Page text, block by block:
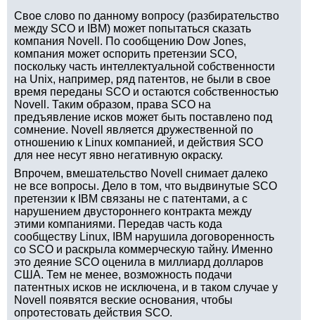
Свое слово по данному вопросу (разбирательство
между SCO и IBM) может попытаться сказать
компания Novell. По сообщению Dow Jones,
компания может оспорить претензии SCO,
поскольку часть интеллектуальной собственности
на Unix, например, ряд патентов, не были в свое
время переданы SCO и остаются собственностью
Novell. Таким образом, права SCO на
предъявление исков может быть поставлено под
сомнение. Novell является дружественной по
отношению к Linux компанией, и действия SCO
для нее несут явно негативную окраску.
Впрочем, вмешательство Novell снимает далеко
не все вопросы. Дело в том, что выдвинутые SCO
претензии к IBM связаны не с патентами, а с
нарушением двустороннего контракта между
этими компаниями. Передав часть кода
сообществу Linux, IBM нарушила договоренность
со SCO и раскрыла коммерческую тайну. Именно
это деяние SCO оценила в миллиард долларов
США. Тем не менее, возможность подачи
патентных исков не исключена, и в таком случае у
Novell появятся веские основания, чтобы
опротестовать действия SCO.